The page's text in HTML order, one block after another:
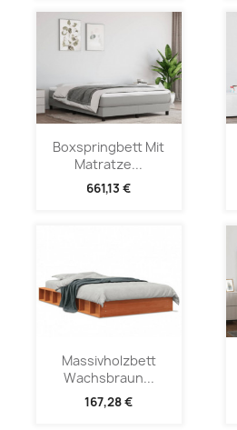
Boxspringbett Mit
Matratze...
661,13 €
Massivholzbett
Wachsbraun...
167,28 €